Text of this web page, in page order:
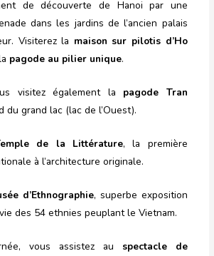
de découverte de Hanoi par une
dans les jardins de l’ancien palais
Visiterez la maison sur pilotis d’Ho
pagode au pilier unique.
visitez également la pagode Tran
du grand lac (lac de l’Ouest).
de la Littérature, la première
à l’architecture originale.
d’Ethnographie, superbe exposition
des 54 ethnies peuplant le Vietnam.
vous assistez au spectacle de